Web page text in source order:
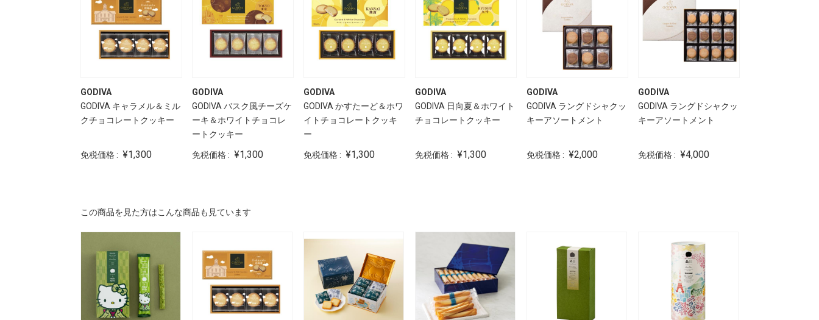
GODIVA
GODIVA キャラメル＆ミル
クチョコレートクッキー
免税価格 : ¥1,300
GODIVA
GODIVA バスク風チーズケ
ーキ＆ホワイトチョコレ
ートクッキー
免税価格 : ¥1,300
GODIVA
GODIVA かすたーど＆ホワ
イトチョコレートクッキ
ー
免税価格 : ¥1,300
GODIVA
GODIVA 日向夏＆ホワイト
チョコレートクッキー
免税価格 : ¥1,300
GODIVA
GODIVA ラングドシャクッ
キーアソートメント
免税価格 : ¥2,000
GODIVA
GODIVA ラングドシャクッ
キーアソートメント
免税価格 : ¥4,000
この商品を見た方はこんな商品も見ています